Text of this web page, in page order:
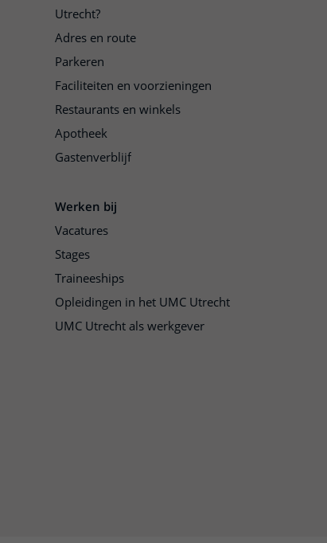
Utrecht?
Adres en route
Parkeren
Faciliteiten en voorzieningen
Restaurants en winkels
Apotheek
Gastenverblijf
Werken bij
Vacatures
Stages
Traineeships
Opleidingen in het UMC Utrecht
UMC Utrecht als werkgever